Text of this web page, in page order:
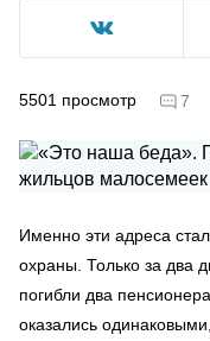
5501 просмотр 7
Именно эти адреса
охраны. Только за два
погибли два
оказались одинаковыми,